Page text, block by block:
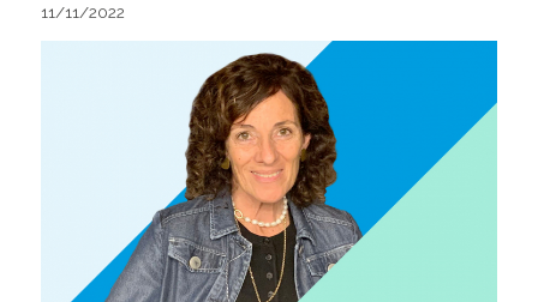
11/11/2022